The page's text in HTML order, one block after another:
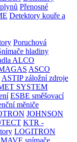
Přenosné
Detektory kouře a
Poruchová
hladiny
ALCO
ASCO
ASTIP záložní zdroje
SYSTEM
ESBE směšovací
měniče
JOHNSON
KTR -
LOGITRON
MAVE snímače